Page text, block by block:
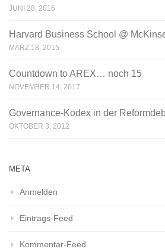
JUNI 28, 2016
Harvard Business School @
MÄRZ 18, 2015
Countdown to AREX… noch 15
NOVEMBER 14, 2017
Governance-Kodex in der
OKTOBER 3, 2012
META
Anmelden
Eintrags-Feed
Kommentar-Feed